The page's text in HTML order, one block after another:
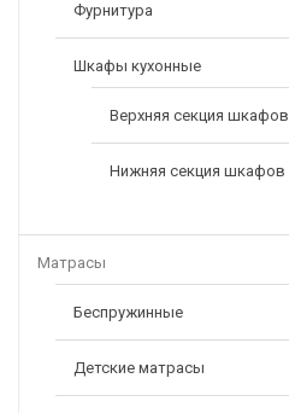
Фурнитура
Шкафы кухонные
Верхняя секция шкафов
Нижняя секция шкафов
Матрасы
Беспружинные
Детские матрасы